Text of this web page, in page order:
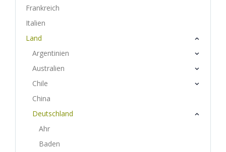
Frankreich
Italien
Land
Argentinien
Australien
Chile
China
Deutschland
Ahr
Baden